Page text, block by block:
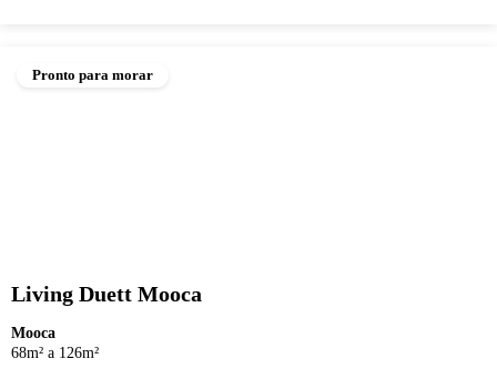
Pronto para morar
Living Duett Mooca
Mooca
68m² a 126m²